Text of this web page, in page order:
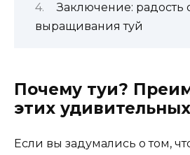
Заключение: радость
выращивания туй
Почему туи?
этих
Если вы задумались о том,